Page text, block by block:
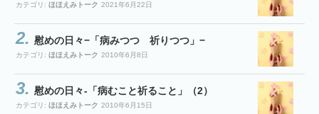
カテゴリ: ほほえみトーク 2021年6月22日
慰めの日々−「病みつつ 祈りつつ」−
カテゴリ: ほほえみトーク 2010年6月8日
慰めの日々-「病むこと祈ること」（2）
カテゴリ: ほほえみトーク 2010年6月15日